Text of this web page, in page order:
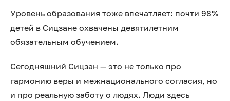
Уровень образования тоже впечатляет: почти 98%
детей в Сицзане охвачены девятилетним
обязательным обучением.
Сегодняшний Сицзан — это не только про
гармонию веры и межнационального согласия, но
и про реальную заботу о людях. Люди здесь